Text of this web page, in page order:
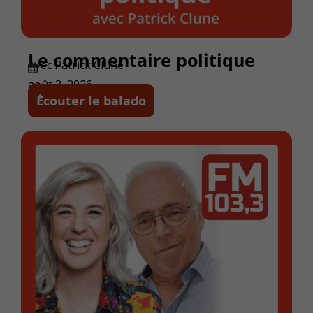
Le commentaire politique
Avec Patrick Clune
août 3, 2026
Écouter le balado